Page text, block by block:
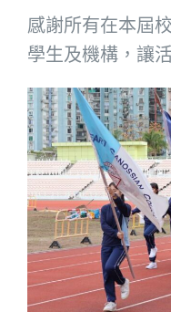
感謝所有在本屆
學生及機構，讓